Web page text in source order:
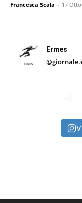
Francesca Scala - 17
Ermes